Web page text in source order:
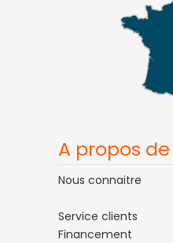
A propos de
Nous connaitre
Service clients
Financement